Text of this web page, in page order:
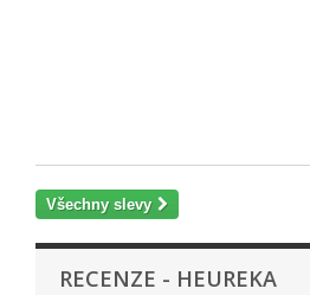
Všechny slevy
RECENZE - HEUREKA